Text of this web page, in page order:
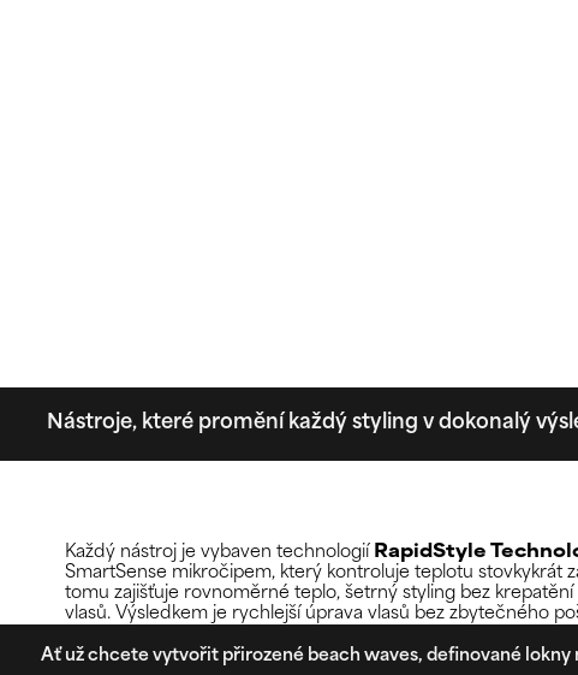
Nástroje, které promění každý styling v dokonalý
Každý nástroj je vybaven technologií RapidStyle
SmartSense mikročipem, který kontroluje teplotu stovkykrát
tomu zajišťuje rovnoměrné teplo, šetrný styling bez krepatění
vlasů. Výsledkem je rychlejší úprava vlasů bez zbytečného
Ať už chcete vytvořit přirozené beach waves, definované